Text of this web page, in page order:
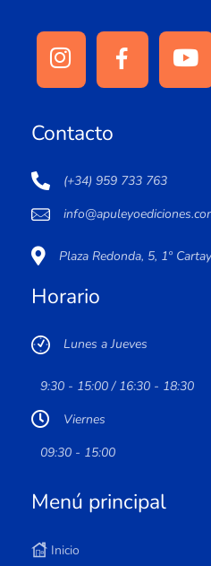
Contacto
(+34) 959 733 763
Plaza Redonda, 5, 1º
Horario
Lunes a Jueves
9:30 - 15:00 / 16:30 - 18:30
Viernes
09:30 - 15:00
Menú principal
Inicio